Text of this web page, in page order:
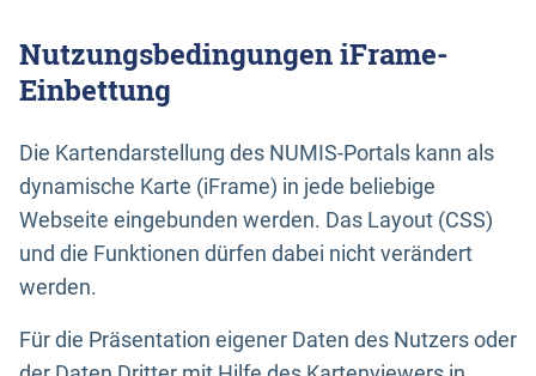
Nutzungsbedingungen iFrame-
Einbettung
Die Kartendarstellung des NUMIS-Portals kann als
dynamische Karte (iFrame) in jede beliebige
Webseite eingebunden werden. Das Layout (CSS)
und die Funktionen dürfen dabei nicht verändert
werden.
Für die Präsentation eigener Daten des Nutzers oder